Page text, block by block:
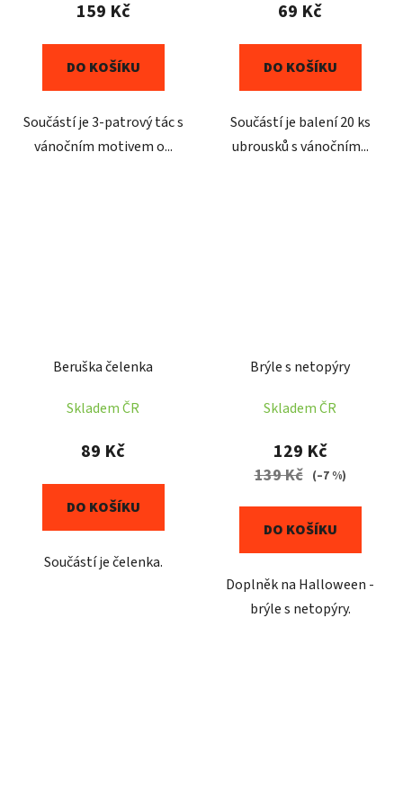
159 Kč
DO KOŠÍKU
Součástí je 3-patrový tác s
vánočním motivem o...
69 Kč
DO KOŠÍKU
Součástí je balení 20 ks
ubrousků s vánočním...
Beruška čelenka
Skladem ČR
89 Kč
DO KOŠÍKU
Součástí je čelenka.
Brýle s netopýry
Skladem ČR
129 Kč
139 Kč (–7 %)
DO KOŠÍKU
Doplněk na Halloween -
brýle s netopýry.